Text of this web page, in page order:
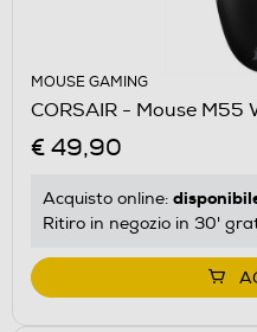
MOUSE GAMING
CORSAIR - Mouse M55
€ 49,90
Acquisto online:
Ritiro in negozio in 30'